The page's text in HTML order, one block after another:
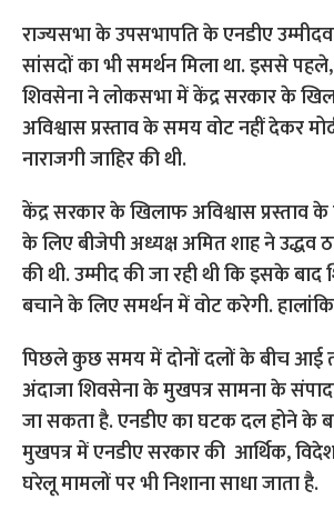
राज्यसभा के उपसभापति के एनडीए
सांसदों का भी समर्थन मिला था. इससे
शिवसेना ने लोकसभा में केंद्र सरकार के
अविश्वास प्रस्ताव के समय वोट नहीं देकर
नाराजगी जाहिर की थी.
केंद्र सरकार के खिलाफ अविश्वास प्रस्ताव
के लिए बीजेपी अध्यक्ष अमित शाह ने उद्धव
की थी. उम्मीद की जा रही थी कि इसके
बचाने के लिए समर्थन में वोट करेगी.
पिछले कुछ समय में दोनों दलों के बीच आई
अंदाजा शिवसेना के मुखपत्र सामना के
जा सकता है. एनडीए का घटक दल होने के
मुखपत्र में एनडीए सरकार की आर्थिक,
घरेलू मामलों पर भी निशाना साधा जाता है.